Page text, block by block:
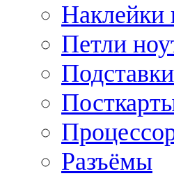
Наклейки
Петли
Разъёмы